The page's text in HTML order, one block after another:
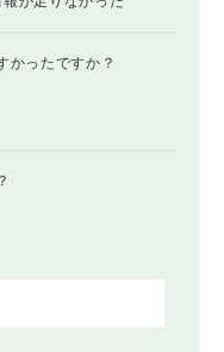
かったですか？